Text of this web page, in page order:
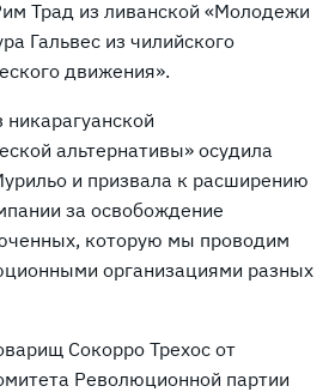
Трад из ливанской «Молодежи
Гальвес из чилийского
движения».
альтернативы» осудила
и призвала к расширению
за освобождение
которую мы проводим
организациями разных
Сокорро Трехос от
Революционной партии